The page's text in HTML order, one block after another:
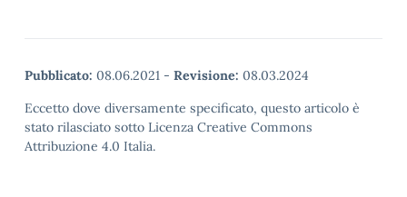
Pubblicato: 08.06.2021 - Revisione: 08.03.2024
Eccetto dove diversamente specificato, questo articolo è
stato rilasciato sotto Licenza Creative Commons
Attribuzione 4.0 Italia.